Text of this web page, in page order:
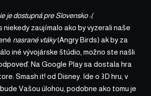
je dostupná pre Slovensko :(
niekedy zaujímalo ako by vyzerali naše
nasrané vtáky(Angry Birds) ak by za
iné vývojárske štúdio, možno ste našli
Na Google Play sa dostala hra
Smash it! od Disney. Ide o 3D hru, v
Vašou úlohou, podobne ako tomu je